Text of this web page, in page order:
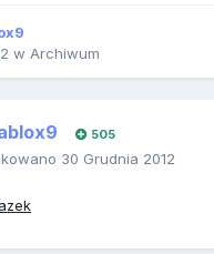
w Archiwum
505
30 Grudnia 2012